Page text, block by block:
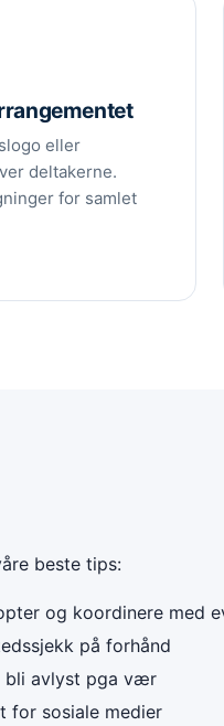
eller
deltakerne.
for samlet
beste tips:
og koordinere med
på forhånd
bli avlyst pga vær
for sosiale medier